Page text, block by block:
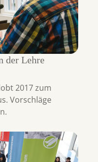
der Lehre
2017 zum
Vorschläge